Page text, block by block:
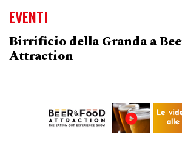
EVENTI
Birrificio della Granda a
Attraction